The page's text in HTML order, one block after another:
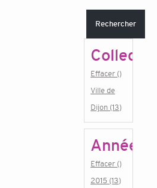
Rechercher
Effacer ()
Ville de
Dijon (13)
Année
Effacer ()
2015 (13)